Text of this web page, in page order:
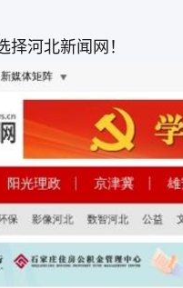
择河北新闻网！